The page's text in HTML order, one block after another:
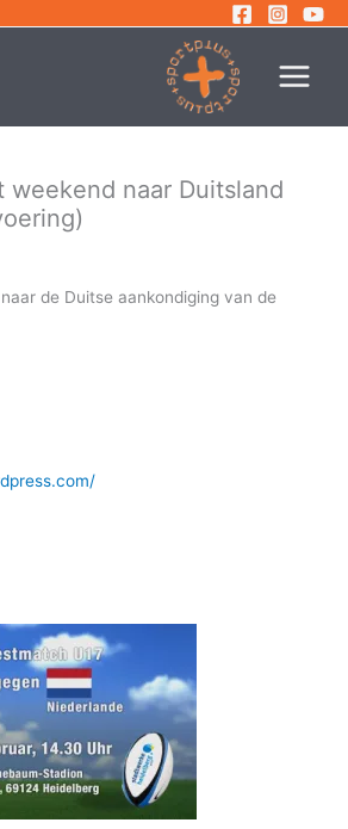
weekend naar Duitsland
de Duitse aankondiging van de